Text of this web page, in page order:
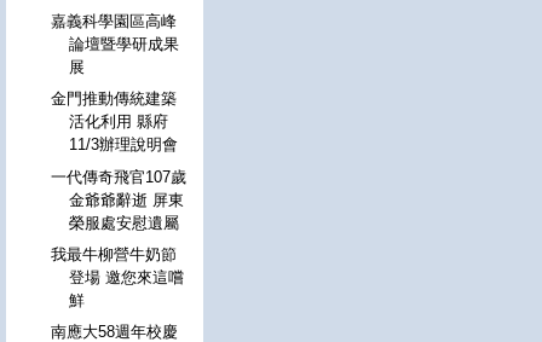
嘉義科學園區高峰
論壇暨學研成果
展
金門推動傳統建築
活化利用 縣府
11/3辦理說明會
一代傳奇飛官107歲
金爺爺辭逝 屏東
榮服處安慰遺屬
我最牛柳營牛奶節
登場 邀您來這嚐
鮮
南應大58週年校慶